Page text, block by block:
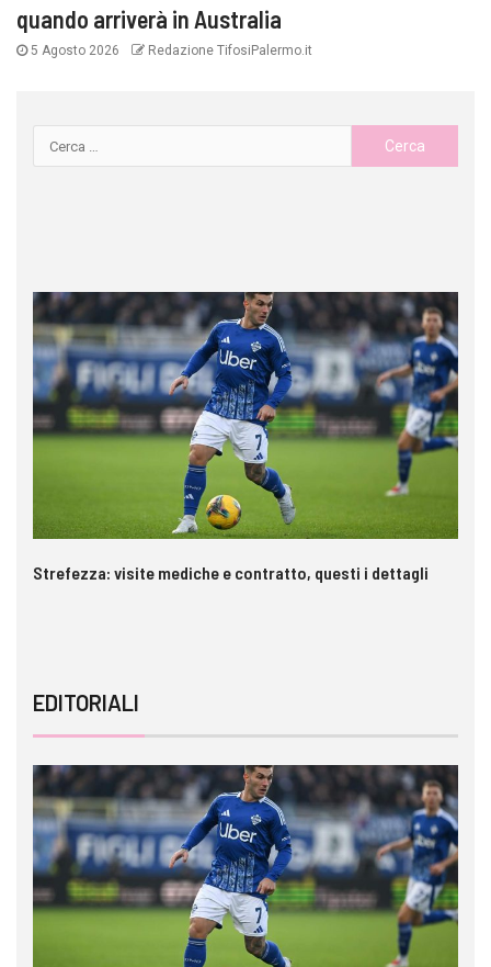
quando arriverà in Australia
5 Agosto 2026 Redazione TifosiPalermo.it
Strefezza: visite mediche e contratto, questi i dettagli
EDITORIALI